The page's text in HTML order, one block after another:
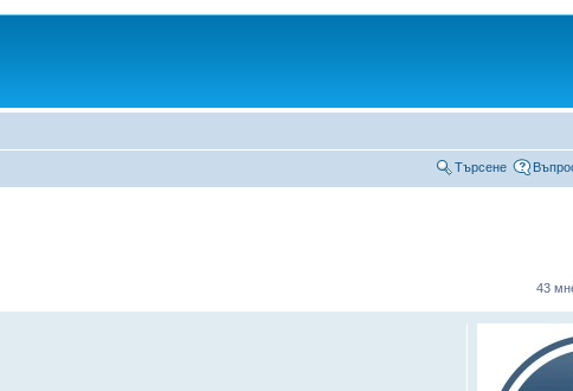
Търсене
43